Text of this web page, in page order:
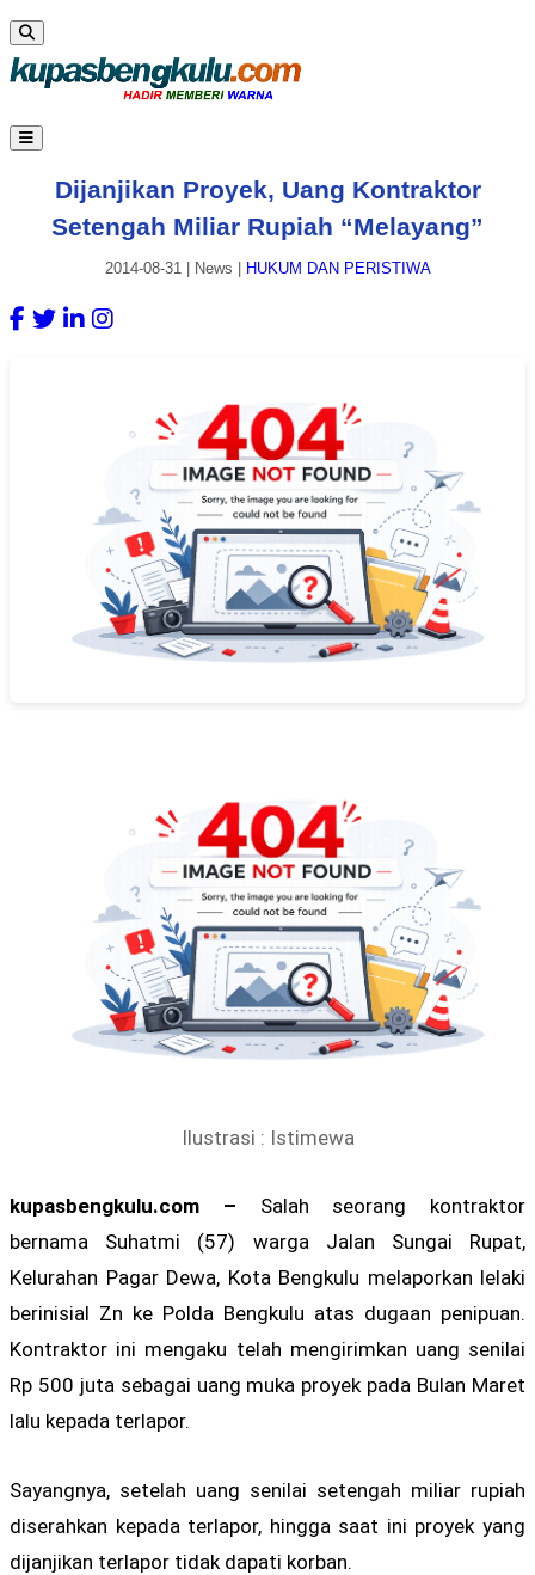
Dijanjikan Proyek, Uang Kontraktor
Setengah Miliar Rupiah “Melayang”
2014-08-31| News HUKUM DAN PERISTIWA
Ilustrasi : Istimewa
kupasbengkulu.com – Salah seorang kontraktor
bernama Suhatmi (57) warga Jalan Sungai Rupat,
Kelurahan Pagar Dewa, Kota Bengkulu melaporkan lelaki
berinisial Zn ke Polda Bengkulu atas dugaan penipuan.
Kontraktor ini mengaku telah mengirimkan uang senilai
Rp 500 juta sebagai uang muka proyek pada Bulan Maret
lalu kepada terlapor.
Sayangnya, setelah uang senilai setengah miliar rupiah
diserahkan kepada terlapor, hingga saat ini proyek yang
dijanjikan terlapor tidak dapati korban.